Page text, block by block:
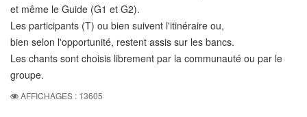
et même le Guide (G1 et G2).
Les participants (T) ou bien suivent l'itinéraire ou,
bien selon l'opportunité, restent assis sur les bancs.
Les chants sont choisis librement par la communauté ou par le
groupe.
AFFICHAGES : 13605